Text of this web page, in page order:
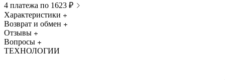
4 платежа по 1623 ₽
Характеристики
Возврат и обмен
Отзывы
Вопросы
ТЕХНОЛОГИИ